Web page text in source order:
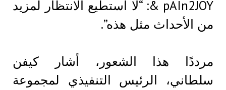
& pAIn2JOY: “لا أستطيع الانتظار لمزيد
من الأحداث مثل هذه”.
مرددًا هذا الشعور، أشار كيفن
سلطاني، الرئيس التنفيذي لمجموعة